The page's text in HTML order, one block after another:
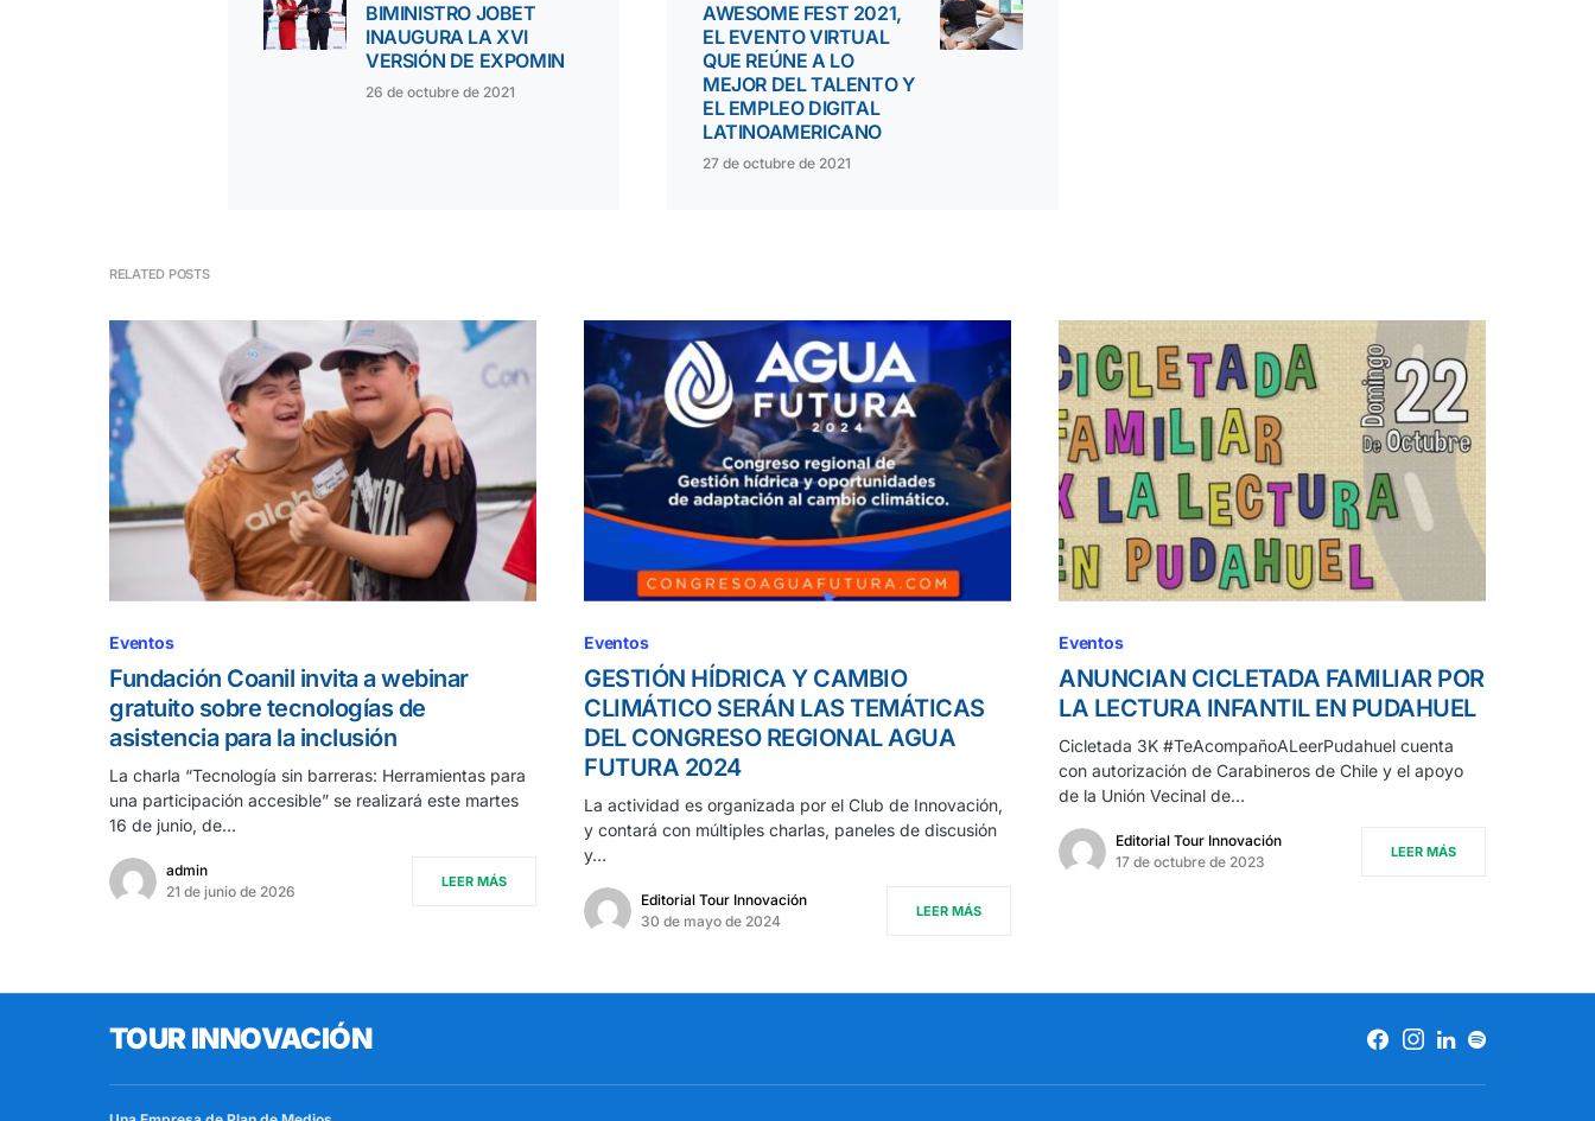
BIMINISTRO JOBET
INAUGURA LA XVI
VERSIÓN DE EXPOMIN
26 de octubre de 2021
AWESOME FEST 2021,
EL EVENTO VIRTUAL
QUE REÚNE A LO
MEJOR DEL TALENTO Y
EL EMPLEO DIGITAL
LATINOAMERICANO
27 de octubre de 2021
RELATED POSTS
Eventos
Fundación Coanil invita a webinar
gratuito sobre tecnologías de
asistencia para la inclusión
La charla “Tecnología sin barreras: Herramientas para
una participación accesible” se realizará este martes
16 de junio, de…
admin
21 de junio de 2026
LEER MÁS
Eventos
GESTIÓN HÍDRICA Y CAMBIO
CLIMÁTICO SERÁN LAS TEMÁTICAS
DEL CONGRESO REGIONAL AGUA
FUTURA 2024
La actividad es organizada por el Club de Innovación,
y contará con múltiples charlas, paneles de discusión
y…
Editorial Tour Innovación
30 de mayo de 2024
LEER MÁS
Eventos
ANUNCIAN CICLETADA FAMILIAR POR
LA LECTURA INFANTIL EN PUDAHUEL
Cicletada 3K #TeAcompañoALeerPudahuel cuenta
con autorización de Carabineros de Chile y el apoyo
de la Unión Vecinal de…
Editorial Tour Innovación
17 de octubre de 2023
LEER MÁS
TOUR INNOVACIÓN